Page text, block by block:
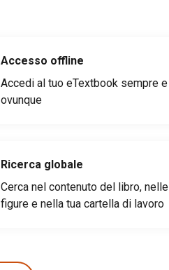
Accesso offline
Accedi al tuo eTextbook sempre e
ovunque
Ricerca globale
Cerca nel contenuto del libro, nelle
figure e nella tua cartella di lavoro